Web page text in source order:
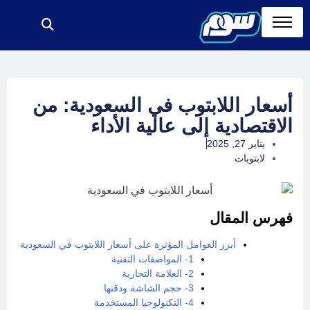
أسعار اللابتوب في السعودية: من
الاقتصادية إلى عالية الأداء
يناير 27, 2025
لابتوبات
فهرس المقال
أبرز العوامل المؤثرة على أسعار اللابتوب في السعودية
1- المواصفات التقنية
2- العلامة التجارية
3- حجم الشاشة ودقتها
4- التكنولوجيا المستخدمة